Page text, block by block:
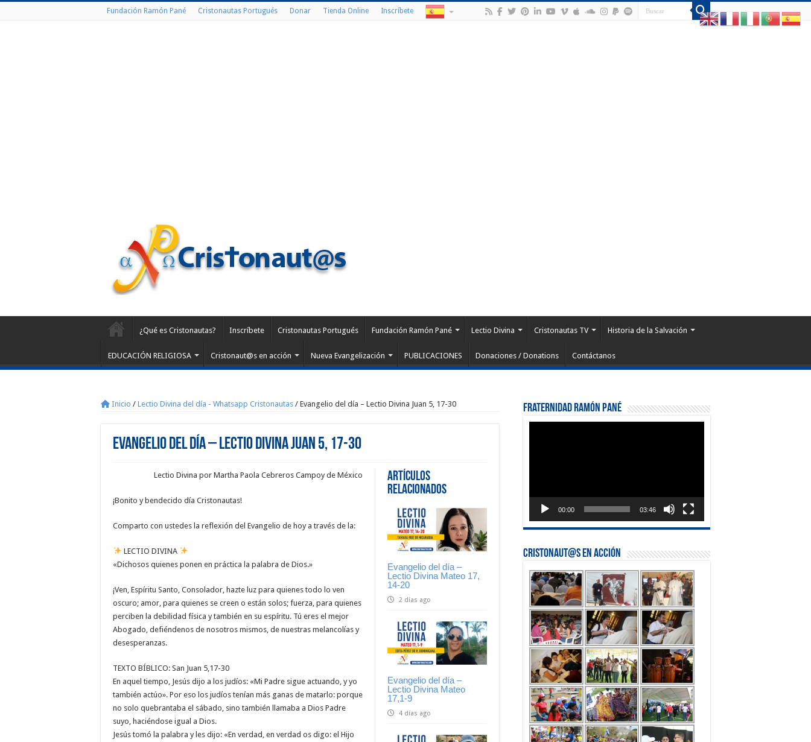
Fundación Ramón Pané Cristonautas Portugués Donar Tienda Online Inscríbete
¿Qué es Cristonautas? Inscríbete Cristonautas Portugués Fundación Ramón Pané Lectio Divina Cristonautas TV Historia de la Salvación
EDUCACIÓN RELIGIOSA Cristonaut@s en acción Nueva Evangelización PUBLICACIONES Donaciones / Donations Contáctanos
Inicio / Lectio Divina del día - Whatsapp Cristonautas / Evangelio del día – Lectio Divina Juan 5, 17-30
Evangelio del día – Lectio Divina Juan 5, 17-30
Artículos
Relacionados
Evangelio del día –
Lectio Divina Mateo 17,
14-20
2 días ago
Evangelio del día –
Lectio Divina Mateo
17,1-9
4 días ago
Lectio Divina por Martha Paola Cebreros Campoy de México
¡Bonito y bendecido día Cristonautas!
Comparto con ustedes la reflexión del Evangelio de hoy a través de la:
LECTIO DIVINA
«Dichosos quienes ponen en práctica la palabra de Dios.»
¡Ven, Espíritu Santo, Consolador, hazte luz para quienes todo lo ven
oscuro; amor, para quienes se creen o están solos; fuerza, para quienes
perciben la debilidad física y también en su espíritu. Tú eres el mejor
Abogado, defiéndenos de nosotros mismos, de nuestras melancolías y
desesperanzas.
TEXTO BÍBLICO: San Juan 5,17-30
En aquel tiempo, Jesús dijo a los judíos: «Mi Padre sigue actuando, y yo
también actúo». Por eso los judíos tenían más ganas de matarlo: porque
no solo quebrantaba el sábado, sino también llamaba a Dios Padre
suyo, haciéndose igual a Dios.
Jesús tomó la palabra y les dijo: «En verdad, en verdad os digo: el Hijo
Fraternidad Ramón Pané
00:00 03:46
Cristonaut@s en Acción